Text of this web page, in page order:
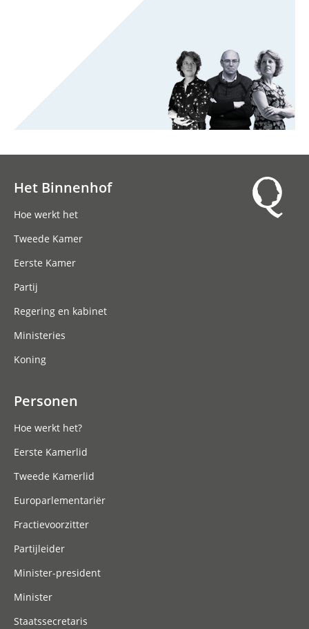
Het Binnenhof
Hoe werkt het
Tweede Kamer
Eerste Kamer
Partij
Regering en kabinet
Ministeries
Koning
Personen
Hoe werkt het?
Eerste Kamerlid
Tweede Kamerlid
Europarlementariër
Fractievoorzitter
Partijleider
Minister-president
Minister
Staatssecretaris